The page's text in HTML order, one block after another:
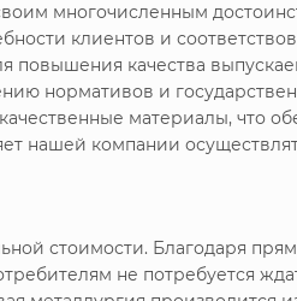
многочисленным
клиентов и
повышения качества
нормативов и
материалы, что
нашей компании
стоимости. Благодаря
не потребуется